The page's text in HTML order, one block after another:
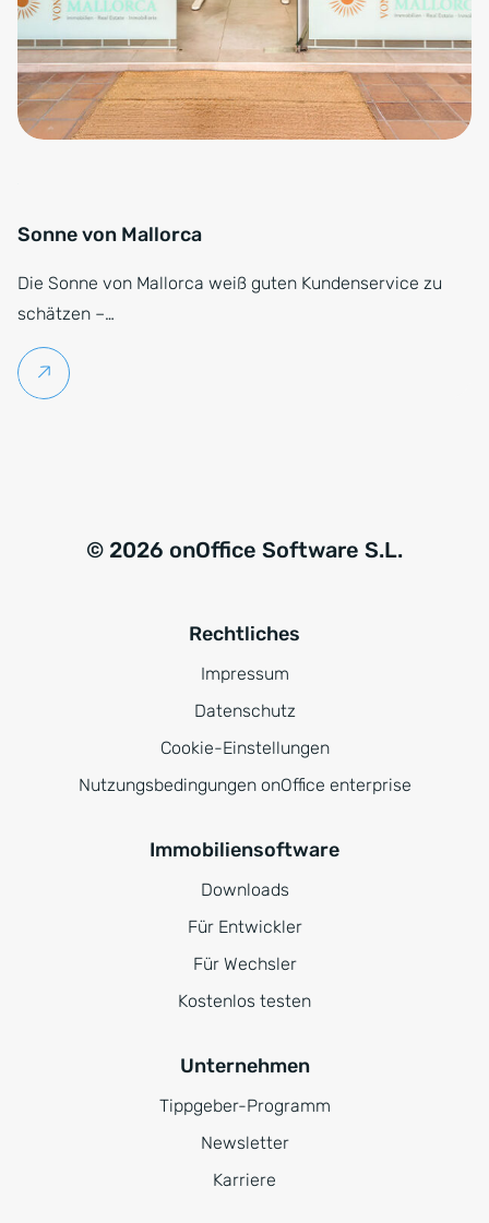
Sonne von Mallorca
Die Sonne von Mallorca weiß guten Kundenservice zu
schätzen –…
Weiterlesen
© 2026 onOffice Software S.L.
Rechtliches
Impressum
Datenschutz
Cookie-Einstellungen
Nutzungsbedingungen onOffice enterprise
Immobiliensoftware
Downloads
Für Entwickler
Für Wechsler
Kostenlos testen
Unternehmen
Tippgeber-Programm
Newsletter
Karriere